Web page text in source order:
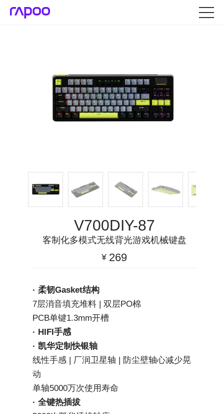
V700DIY-87
客制化多模式无线背光游戏机械键盘
¥ 269
· 柔韧Gasket结构
7层消音填充堆料 | 双层PO棉
PCB单键1.3mm开槽
· HIFI手感
· 凯华定制快银轴
线性手感 | 厂润卫星轴 | 防尘壁轴心减少晃
动
单轴5000万次使用寿命
· 全键热插拔